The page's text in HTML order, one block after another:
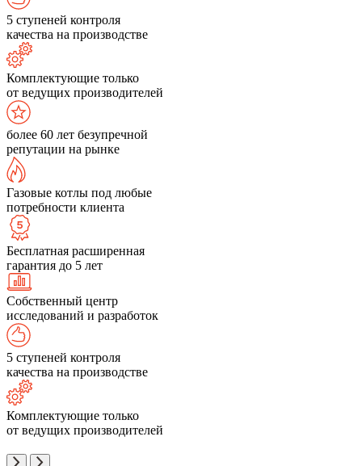
5 ступеней контроля
качества на производстве
Комплектующие только
от ведущих производителей
более 60 лет безупречной
репутации на рынке
Газовые котлы под любые
потребности клиента
Бесплатная расширенная
гарантия до 5 лет
Собственный центр
исследований и разработок
5 ступеней контроля
качества на производстве
Комплектующие только
от ведущих производителей